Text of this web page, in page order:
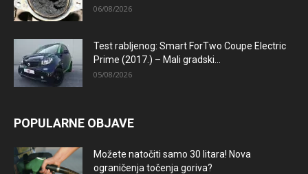
06/08/2026
Test rabljenog: Smart ForTwo Coupe Electric
Prime (2017.) – Mali gradski...
05/08/2026
POPULARNE OBJAVE
Možete natočiti samo 30 litara! Nova
ograničenja točenja goriva?